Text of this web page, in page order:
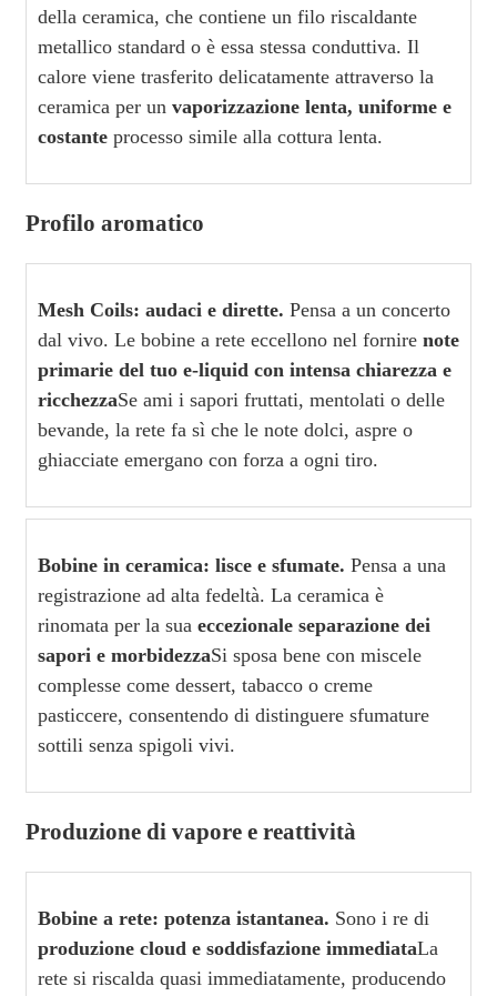
della ceramica, che contiene un filo riscaldante
metallico standard o è essa stessa conduttiva. Il
calore viene trasferito delicatamente attraverso la
ceramica per un vaporizzazione lenta, uniforme e
costanteprocesso simile alla cottura lenta.
Profilo aromatico
Mesh Coils: audaci e dirette. Pensa a un concerto
dal vivo. Le bobine a rete eccellono nel fornire note
primarie del tuo e-liquid con intensa chiarezza e
ricchezzaSe ami i sapori fruttati, mentolati o delle
bevande, la rete fa sì che le note dolci, aspre o
ghiacciate emergano con forza a ogni tiro.
Bobine in ceramica: lisce e sfumate. Pensa a una
registrazione ad alta fedeltà. La ceramica è
rinomata per la sua eccezionale separazione dei
sapori e morbidezzaSi sposa bene con miscele
complesse come dessert, tabacco o creme
pasticcere, consentendo di distinguere sfumature
sottili senza spigoli vivi.
Produzione di vapore e reattività
Bobine a rete: potenza istantanea. Sono i re di
produzione cloud e soddisfazione immediataLa
rete si riscalda quasi immediatamente, producendo